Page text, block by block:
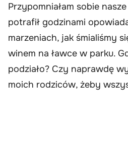
Przypomniałam sobie
potrafił godzinami
marzeniach, jak śmialiśmy
winem na ławce w parku.
podziało? Czy naprawdę
moich rodziców, żeby